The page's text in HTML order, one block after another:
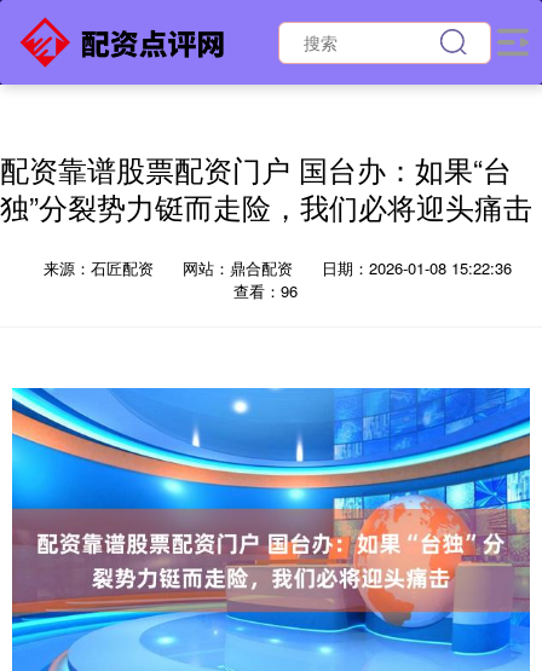
配资靠谱股票配资门户 国台办：如果“台
独”分裂势力铤而走险，我们必将迎头痛击
来源：石匠配资 网站：鼎合配资
日期：2026-01-08 15:22:36
查看：96